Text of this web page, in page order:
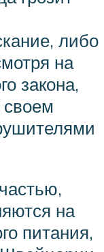
либо
на
закона,
своем
на
питания,